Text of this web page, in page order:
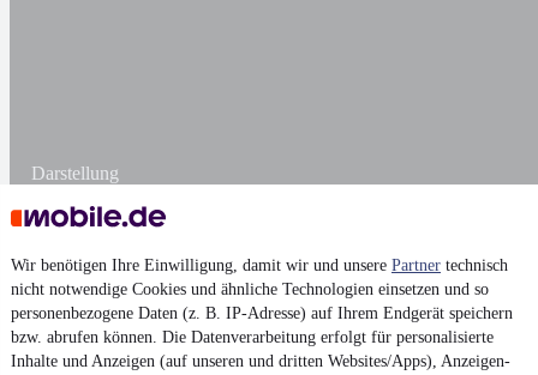
Wir benötigen Ihre Einwilligung, damit wir und unsere Partner technisch
nicht notwendige Cookies und ähnliche Technologien einsetzen und so
personenbezogene Daten (z. B. IP-Adresse) auf Ihrem Endgerät speichern
bzw. abrufen können. Die Datenverarbeitung erfolgt für personalisierte
Inhalte und Anzeigen (auf unseren und dritten Websites/Apps), Anzeigen-
Darstellung